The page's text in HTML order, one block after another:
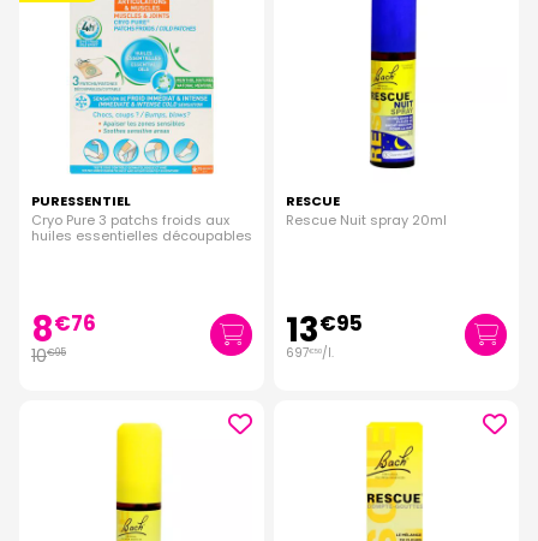
PURESSENTIEL
Cryo Pure 3 patchs froids aux
huiles essentielles découpables
8€76
10€95
RESCUE
Rescue Nuit spray 20ml
13€95
697€50/l.